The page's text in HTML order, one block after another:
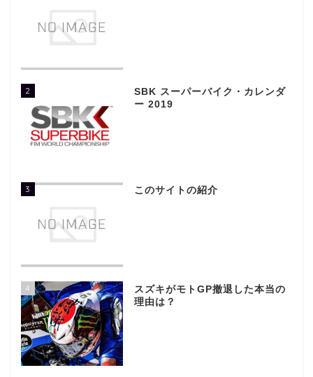
2
SBK スーパーバイク・カレンダ
ー 2019
3 このサイトの紹介
4
スズキがモトGP撤退した本当の
理由は？